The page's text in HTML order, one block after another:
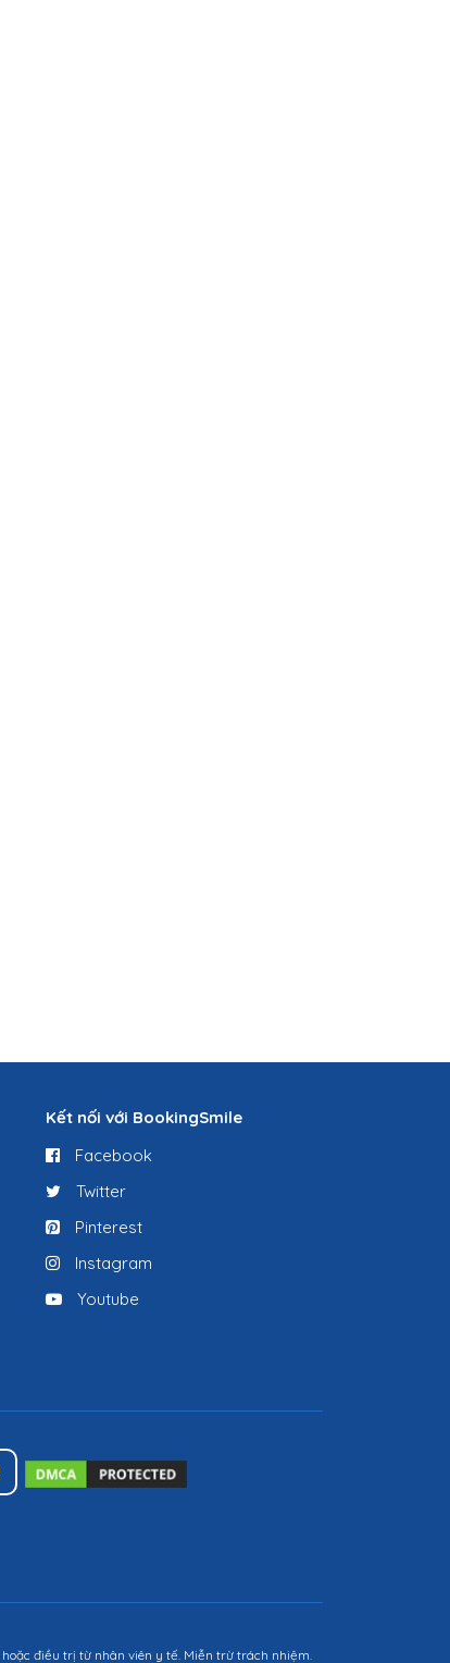
Kết nối với BookingSmile
Facebook
Twitter
Pinterest
Instagram
Youtube
điều trị từ nhân viên y tế. Miễn trừ trách nhiệm.